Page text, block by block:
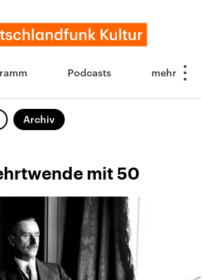
Podcasts
Archiv
mit 50